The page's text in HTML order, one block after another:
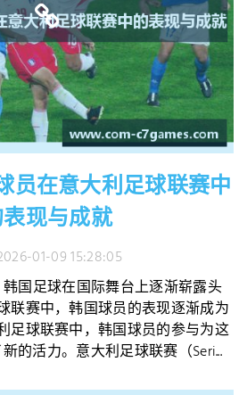
员在意大利足球联赛中
表现与成就
01-09 15:28:05
国足球在国际舞台上逐渐崭露头
联赛中，韩国球员的表现逐渐成为
足球联赛中，韩国球员的参与为这
的活力。意大利足球联赛（Seri...